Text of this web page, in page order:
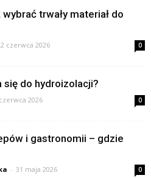
trwały materiał do
czerwca 2026 0
się do hydroizolacji?
2026 0
i gastronomii – gdzie
- 31 maja 2026 0